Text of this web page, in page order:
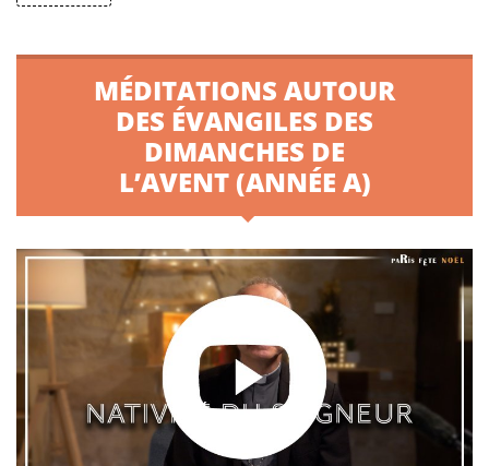
MÉDITATIONS AUTOUR
DES ÉVANGILES DES
DIMANCHES DE
L’AVENT (ANNÉE A)